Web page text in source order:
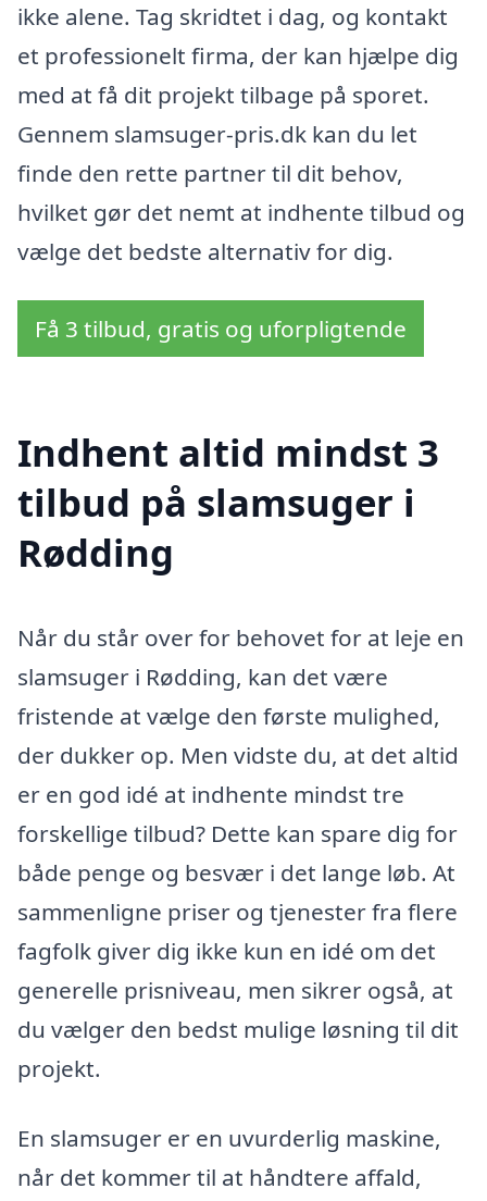
ikke alene. Tag skridtet i dag, og kontakt
et professionelt firma, der kan hjælpe dig
med at få dit projekt tilbage på sporet.
Gennem slamsuger-pris.dk kan du let
finde den rette partner til dit behov,
hvilket gør det nemt at indhente tilbud og
vælge det bedste alternativ for dig.
Få 3 tilbud, gratis og uforpligtende
Indhent altid mindst 3
tilbud på slamsuger i
Rødding
Når du står over for behovet for at leje en
slamsuger i Rødding, kan det være
fristende at vælge den første mulighed,
der dukker op. Men vidste du, at det altid
er en god idé at indhente mindst tre
forskellige tilbud? Dette kan spare dig for
både penge og besvær i det lange løb. At
sammenligne priser og tjenester fra flere
fagfolk giver dig ikke kun en idé om det
generelle prisniveau, men sikrer også, at
du vælger den bedst mulige løsning til dit
projekt.
En slamsuger er en uvurderlig maskine,
når det kommer til at håndtere affald,